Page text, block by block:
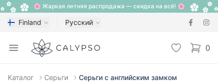
🌸 Жаркая летняя распродажа — скидка на всё! 🌸
Finland Русский
Open menu
Calypso Избранное
0
items
Каталог Серьги Серьги с английским замком